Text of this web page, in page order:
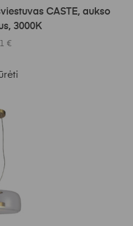
CASTE, aukso
3000K
€